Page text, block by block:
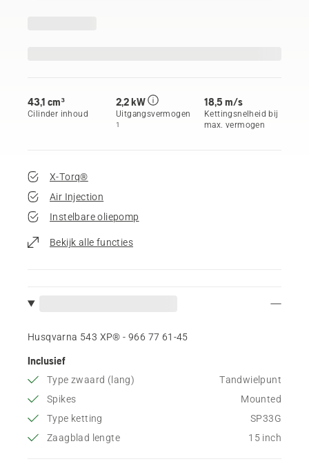
43,1 cm³
Cilinder inhoud
2,2 kW
Uitgangsvermogen
1
18,5 m/s
Kettingsnelheid bij
max. vermogen
X-Torq®
Air Injection
Instelbare oliepomp
Bekijk alle functies
Husqvarna 543 XP® - 966 77 61‑45
Inclusief
Type zwaard (lang)
Tandwielpunt
Spikes
Mounted
Type ketting
SP33G
Zaagblad lengte
15 inch